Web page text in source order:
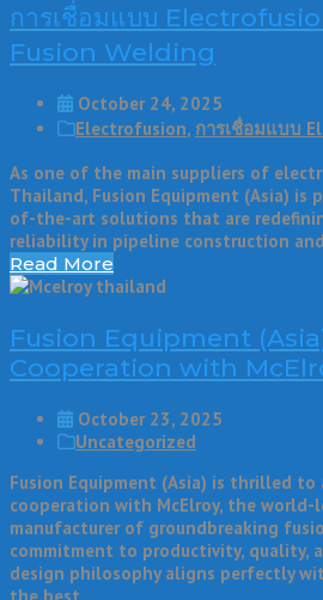
การเชื่อมแบบ
Fusion Welding
October 24, 2025
Electrofusion, การเชื่อมแบบ
As one of the main suppliers of
Thailand, Fusion Equipment (Asia) is
of-the-art solutions that are
reliability in pipeline construction
Read More
Fusion Equipment
Cooperation with
October 23, 2025
Uncategorized
Fusion Equipment (Asia) is thrilled to
cooperation with McElroy, the world-
manufacturer of groundbreaking
commitment to productivity, quality,
design philosophy aligns perfectly
the best …